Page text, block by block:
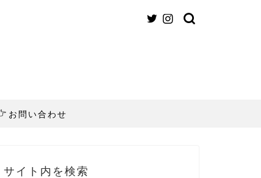
お問い合わせ
サイト内を検索